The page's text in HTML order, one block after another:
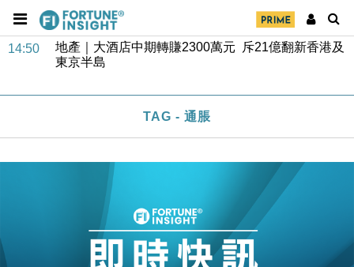
市場落地
14:50
地產｜大酒店中期轉賺2300萬元 斥21億翻新香港及
東京半島
財經｜香港7月PMI回落至51 企業擴張放慢兼縮減人
Google晶片
財經｜美商務部擬擴大金屬關稅範圍 14類產品或加徵
本地｜新世界K11 9月升級會員制度 增鉑金卡級別鎖
定高消費客群
TAG - 通脹